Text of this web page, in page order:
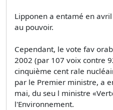
Lipponen a entamé en
au pouvoir.
Cependant, le vote fav
2002 (par 107 voix contre
cinquième cent rale
par le Premier ministre, a
mai, du seu l ministre
l'Environnement.